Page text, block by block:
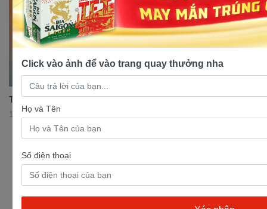
Top 3 mẫu xe Cub 50cc đáng mua nhất thị trường
17/07/2023 11:30:37
Click vào ảnh để vào trang quay thưởng nha
Họ và Tên
Số điện thoại